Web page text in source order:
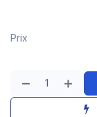
Prix